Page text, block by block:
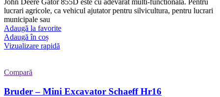
lucrari agricole, ca vehicul ajutator pentru silvicultura, pentru lucrari
municipale sau
Adaugă la favorite
Adaugă în coș
Vizualizare rapidă
Compară
Bruder – Mini Excavator Schaeff Hr16